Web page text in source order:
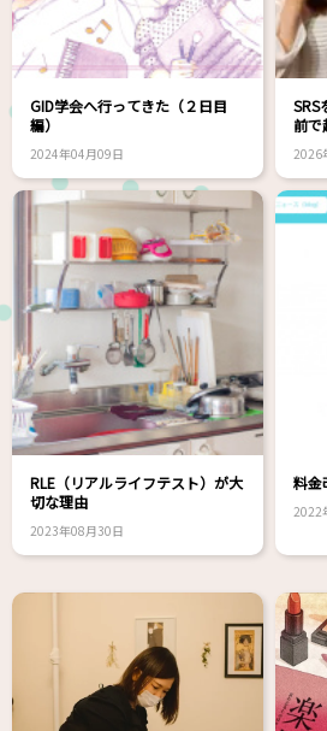
GID学会へ行ってきた（２日目
編）
2024年04月09日
SRS
前で
2026
RLE（リアルライフテスト）が大
切な理由
2023年08月30日
料金
2022